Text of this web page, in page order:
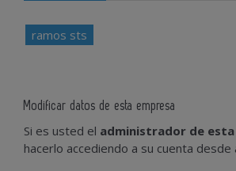
ramos sts
Modificar datos de esta empresa
Si es usted el administrador de
hacerlo accediendo a su cuenta desde